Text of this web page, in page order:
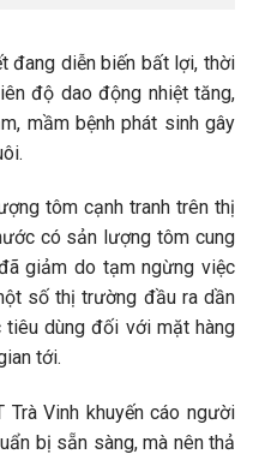
đang diễn biến bất lợi, thời
độ dao động nhiệt tăng,
mầm bệnh phát sinh gây
tôm cạnh tranh trên thị
có sản lượng tôm cung
giảm do tạm ngừng việc
số thị trường đầu ra dần
dùng đối với mặt hàng
tới.
Trà Vinh khuyến cáo người
bị sẵn sàng, mà nên thả